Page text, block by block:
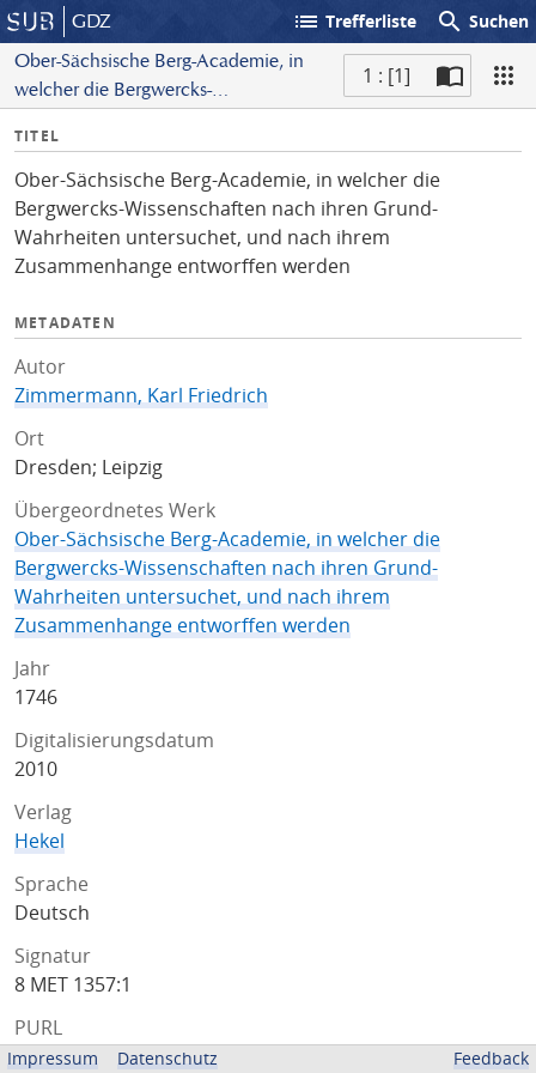
GDZ list Trefferliste search Suchen
Ober-Sächsische Berg-Academie, in
welcher die Bergwercks-
Wahrheiten untersuchet, und nach
ihrem Zusammenhange
entworffen werden
1 : [1]
I
f
o
TITEL
Ober-Sächsische Berg-Academie, in welcher die
Bergwercks-Wissenschaften nach ihren Grund-
Wahrheiten untersuchet, und nach ihrem
Zusammenhange entworffen werden
METADATEN
Autor
Zimmermann, Karl Friedrich
Ort
Dresden; Leipzig
Übergeordnetes Werk
Ober-Sächsische Berg-Academie, in welcher die
Bergwercks-Wissenschaften nach ihren Grund-
Wahrheiten untersuchet, und nach ihrem
Zusammenhange entworffen werden
Jahr
1746
Digitalisierungsdatum
2010
Verlag
Hekel
Sprache
Deutsch
Signatur
8 MET 1357:1
PURL
http://resolver.sub.uni-goettingen.de/purl?
Impressum Datenschutz Feedback